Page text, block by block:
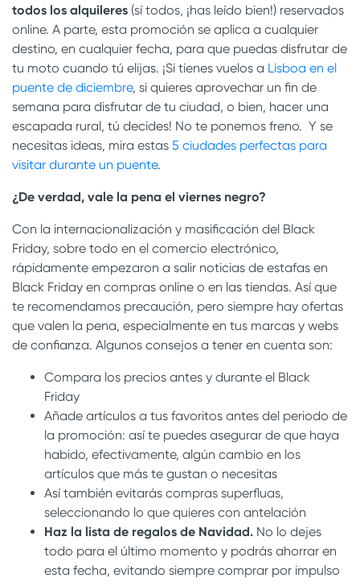
todos los alquileres (sí todos, ¡has leído bien!) reservados
online. A parte, esta promoción se aplica a cualquier
destino, en cualquier fecha, para que puedas disfrutar de
tu moto cuando tú elijas. ¡Si tienes vuelos a Lisboa en el
puente de diciembre, si quieres aprovechar un fin de
semana para disfrutar de tu ciudad, o bien, hacer una
escapada rural, tú decides! No te ponemos freno. Y se
necesitas ideas, mira estas 5 ciudades perfectas para
visitar durante un puente.
¿De verdad, vale la pena el viernes negro?
Con la internacionalización y masificación del Black
Friday, sobre todo en el comercio electrónico,
rápidamente empezaron a salir noticias de estafas en
Black Friday en compras online o en las tiendas. Así que
te recomendamos precaución, pero siempre hay ofertas
que valen la pena, especialmente en tus marcas y webs
de confianza. Algunos consejos a tener en cuenta son:
Compara los precios antes y durante el Black
Friday
Añade artículos a tus favoritos antes del periodo de
la promoción: así te puedes asegurar de que haya
habido, efectivamente, algún cambio en los
artículos que más te gustan o necesitas
Así también evitarás compras superfluas,
seleccionando lo que quieres con antelación
Haz la lista de regalos de Navidad. No lo dejes
todo para el último momento y podrás ahorrar en
esta fecha, evitando siempre comprar por impulso